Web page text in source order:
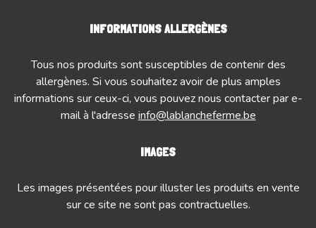
INFORMATIONS ALLERGÈNES
Tous nos produits sont susceptibles de contenir des
allergènes. Si vous souhaitez avoir de plus amples
informations sur ceux-ci, vous pouvez nous contacter par e-
mail à l'adresse info@lablancheferme.be
IMAGES
Les images présentées pour illuster les produits en vente
sur ce site ne sont pas contractuelles.